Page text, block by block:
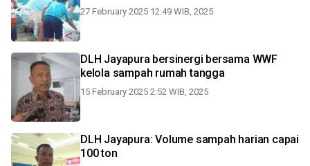
27 February 2025 12:49 WIB, 2025
DLH Jayapura bersinergi bersama WWF
kelola sampah rumah tangga
15 February 2025 2:52 WIB, 2025
DLH Jayapura: Volume sampah harian capai
100 ton